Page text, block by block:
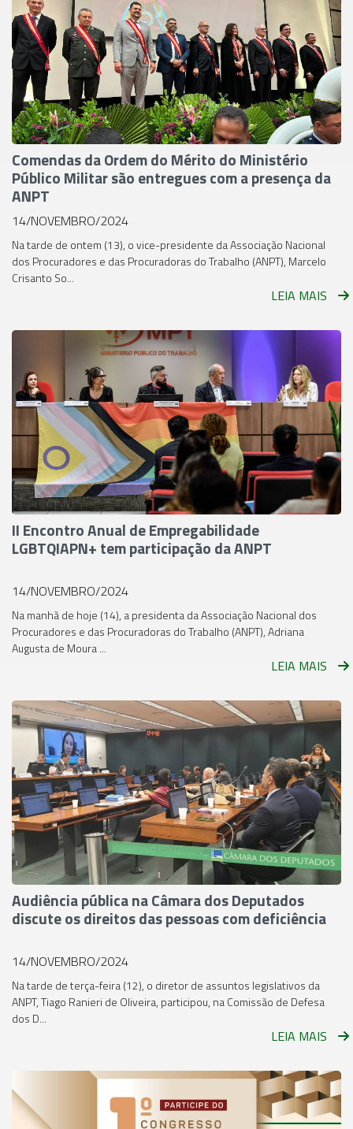
Comendas da Ordem do Mérito do Ministério
Público Militar são entregues com a presença da
ANPT
14/NOVEMBRO/2024
Na tarde de ontem (13), o vice-presidente da Associação Nacional
dos Procuradores e das Procuradoras do Trabalho (ANPT), Marcelo
Crisanto So...
LEIA MAIS
II Encontro Anual de Empregabilidade
LGBTQIAPN+ tem participação da ANPT
14/NOVEMBRO/2024
Na manhã de hoje (14), a presidenta da Associação Nacional dos
Procuradores e das Procuradoras do Trabalho (ANPT), Adriana
Augusta de Moura ...
LEIA MAIS
Audiência pública na Câmara dos Deputados
discute os direitos das pessoas com deficiência
14/NOVEMBRO/2024
Na tarde de terça-feira (12), o diretor de assuntos legislativos da
ANPT, Tiago Ranieri de Oliveira, participou, na Comissão de Defesa
dos D...
LEIA MAIS